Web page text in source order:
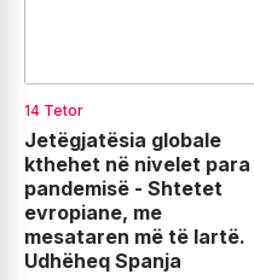
14 Tetor
Jetëgjatësia globale
kthehet në nivelet para
pandemisë - Shtetet
evropiane, me
mesataren më të lartë.
Udhëheq Spanja